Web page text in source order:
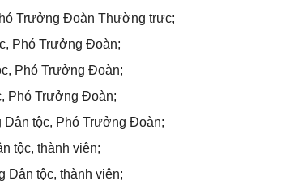
Trưởng Đoàn Thường trực;
Phó Trưởng Đoàn;
Phó Trưởng Đoàn;
Phó Trưởng Đoàn;
Dân tộc, Phó Trưởng Đoàn;
tộc, thành viên;
Dân tộc, thành viên;